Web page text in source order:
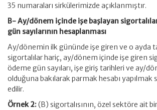
35 numaraları sirkülerimizde açıklanmıştır.
B- Ay/dönem içinde işe başlayan
gün sayılarının hesaplanması
Ay/dönemin ilk gününde işe giren ve o ayda
sigortalılar hariç, ay/dönem içinde işe giren
ödeme gün sayıları, işe giriş tarihleri ve ay/
olduğuna bakılarak parmak hesabı yapılmak
edilir.
Örnek 2:(B) sigortalısının, özel sektöre ait